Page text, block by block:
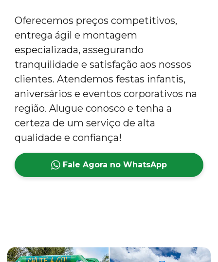
Oferecemos preços competitivos,
entrega ágil e montagem
especializada, assegurando
tranquilidade e satisfação aos nossos
clientes. Atendemos festas infantis,
aniversários e eventos corporativos na
região. Alugue conosco e tenha a
certeza de um serviço de alta
qualidade e confiança!
Fale Agora no WhatsApp